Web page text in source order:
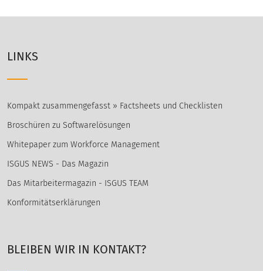
LINKS
Kompakt zusammengefasst » Factsheets und Checklisten
Broschüren zu Softwarelösungen
Whitepaper zum Workforce Management
ISGUS NEWS - Das Magazin
Das Mitarbeitermagazin - ISGUS TEAM
Konformitätserklärungen
BLEIBEN WIR IN KONTAKT?